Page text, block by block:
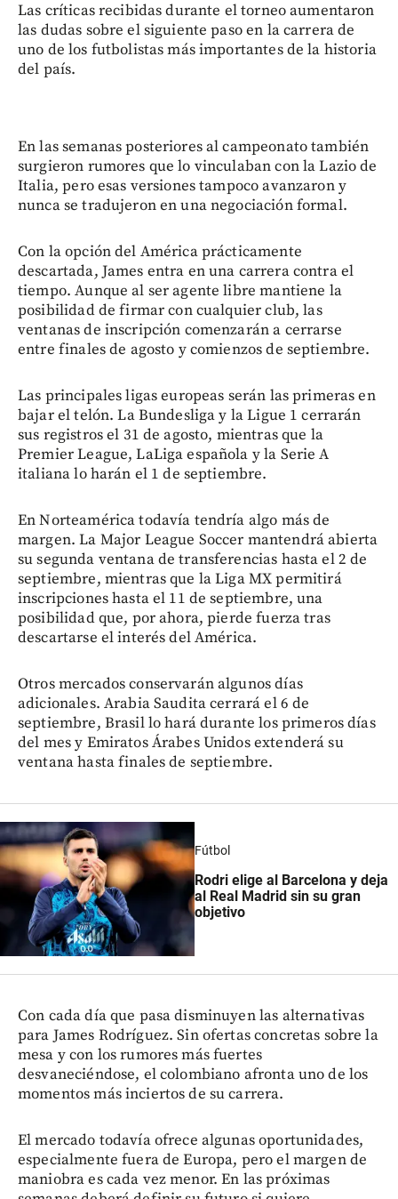
Las críticas recibidas durante el torneo aumentaron
las dudas sobre el siguiente paso en la carrera de
uno de los futbolistas más importantes de la historia
del país.
En las semanas posteriores al campeonato también
surgieron rumores que lo vinculaban con la Lazio de
Italia, pero esas versiones tampoco avanzaron y
nunca se tradujeron en una negociación formal.
Con la opción del América prácticamente
descartada, James entra en una carrera contra el
tiempo. Aunque al ser agente libre mantiene la
posibilidad de firmar con cualquier club, las
ventanas de inscripción comenzarán a cerrarse
entre finales de agosto y comienzos de septiembre.
Las principales ligas europeas serán las primeras en
bajar el telón. La Bundesliga y la Ligue 1 cerrarán
sus registros el 31 de agosto, mientras que la
Premier League, LaLiga española y la Serie A
italiana lo harán el 1 de septiembre.
En Norteamérica todavía tendría algo más de
margen. La Major League Soccer mantendrá abierta
su segunda ventana de transferencias hasta el 2 de
septiembre, mientras que la Liga MX permitirá
inscripciones hasta el 11 de septiembre, una
posibilidad que, por ahora, pierde fuerza tras
descartarse el interés del América.
Otros mercados conservarán algunos días
adicionales. Arabia Saudita cerrará el 6 de
septiembre, Brasil lo hará durante los primeros días
del mes y Emiratos Árabes Unidos extenderá su
ventana hasta finales de septiembre.
Fútbol
Rodri elige al Barcelona y deja
al Real Madrid sin su gran
objetivo
Con cada día que pasa disminuyen las alternativas
para James Rodríguez. Sin ofertas concretas sobre la
mesa y con los rumores más fuertes
desvaneciéndose, el colombiano afronta uno de los
momentos más inciertos de su carrera.
El mercado todavía ofrece algunas oportunidades,
especialmente fuera de Europa, pero el margen de
maniobra es cada vez menor. En las próximas